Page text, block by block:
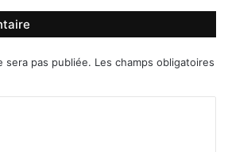
sera pas publiée. Les champs obligatoires